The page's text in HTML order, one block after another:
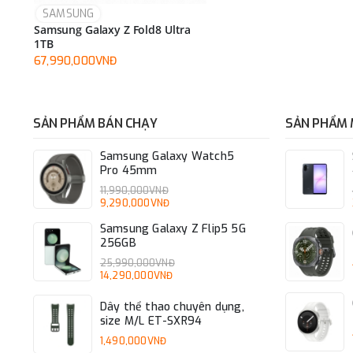
Định vị toàn cầu
Bluetooth
Cổng kết nối/sạc
Jack tai nghe
Jack tai nghe hỗ trợ: 3.5 mm, MicroUSB, Lightning,...
Kết nối khác
Hỗ trợ kết nối khác: Hồng ngoại, OTG, NFC,...
Thông tin pin & sạc
Dung lượng pin
SAMSUNG
Samsung Galaxy Z Fold8 Ultra
1TB
67,990,000VNĐ
SẢN PHẨM BÁN CHẠY
Samsung Galaxy Watch5
Pro 45mm
11,990,000VNĐ
9,290,000VNĐ
Samsung Galaxy Z Flip5 5G
256GB
25,990,000VNĐ
14,290,000VNĐ
Dây thể thao chuyên dụng,
size M/L ET-SXR94
1,490,000VNĐ
SẢN PHẨM